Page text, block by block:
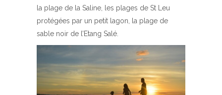
la plage de la Saline, les plages de St Leu
protégées par un petit lagon, la plage de
sable noir de l’Etang Salé.